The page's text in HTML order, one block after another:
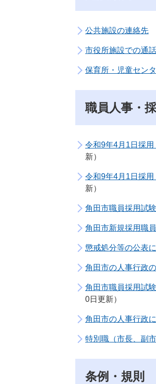
公共施設の連絡先
市役所施設での通
保育所・児童セン
職員人事・
令和9年4月1日採
新
令和9年4月1日採
新
角田市職員採用試
角田市新規採用職
懲戒処分等の公表
角田市の人事行政
角田市職員採用試
0日更新
角田市の人事行政
特別職（市長、副
条例・規則